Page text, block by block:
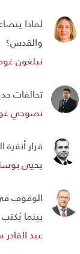
لماذا
والقدس؟
نيلغون
تحالفات
نصوحي
قرار
يحيى
الوقوف
بينما يُكتب
عبد